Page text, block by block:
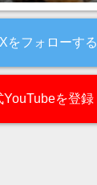
をフォローする
YouTubeを登録